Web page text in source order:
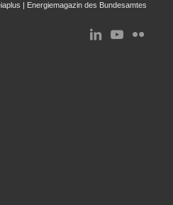
| Energiemagazin des Bundesamtes